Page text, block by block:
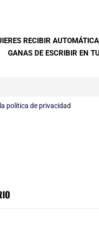
RECIBIR
GANAS DE ESCRIBIR EN
política de privacidad